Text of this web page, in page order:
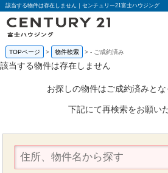
該当する物件は存在しません｜センチュリー21富士ハウジング
TOPページ 物件検索 - ご成約済み
該当する物件は存在しません
お探しの物件はご成約済みとな
下記にて再検索をお願い